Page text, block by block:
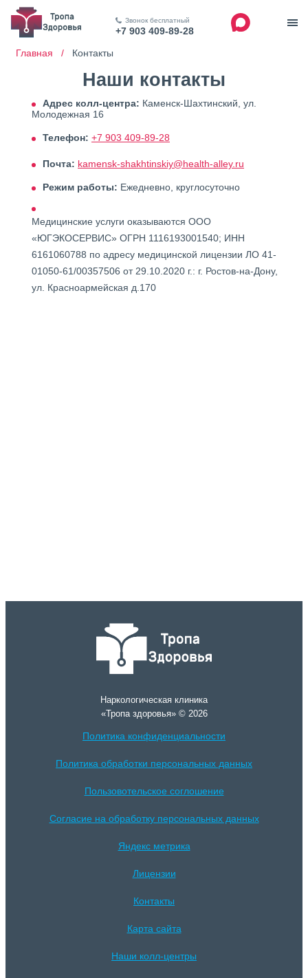
Звонок бесплатный
+7 903 409-89-28
Главная / Контакты
Наши контакты
Адрес колл-центра: Каменск-Шахтинский, ул.
Молодежная 16
Телефон: +7 903 409-89-28
Почта: kamensk-shakhtinskiy@health-alley.ru
Режим работы: Ежедневно, круглосуточно
Медицинские услуги оказываются ООО
«ЮГЭКОСЕРВИС» ОГРН 1116193001540; ИНН
6161060788 по адресу медицинской лицензии ЛО 41-
01050-61/00357506 от 29.10.2020 г.: г. Ростов-на-Дону,
ул. Красноармейская д.170
Наркологическая клиника
«Тропа здоровья» © 2026
Политика конфиденциальности
Политика обработки персональных данных
Пользовотельское соглошение
Согласие на обработку персональных данных
Яндекс метрика
Лицензии
Контакты
Карта сайта
Наши колл-центры